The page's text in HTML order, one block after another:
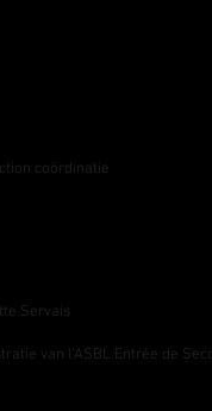
coördinatie
Servais
van l'ASBL Entrée de